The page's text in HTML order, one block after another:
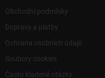
Obchodní podmínky
Dopravy a platby
Ochrana osobních údajů
Soubory cookies
Často kladené otázky